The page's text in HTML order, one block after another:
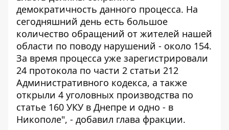
демократичность данного процесса. На
сегодняшний день есть большое
количество обращений от жителей нашей
области по поводу нарушений - около 154.
За время процесса уже зарегистрировали
24 протокола по части 2 статьи 212
Административного кодекса, а также
открыли 4 уголовных производства по
статье 160 УКУ в Днепре и одно - в
Никополе", - добавил глава фракции.